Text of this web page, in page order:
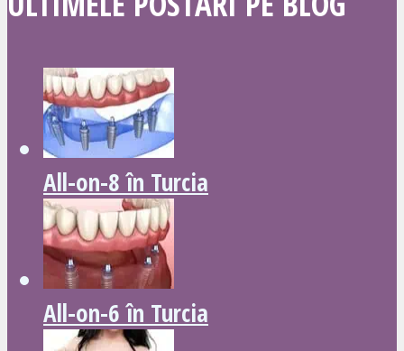
All-on-8 în Turcia
All-on-6 în Turcia